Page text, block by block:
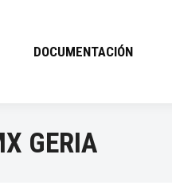
DOCUMENTACIÓN
GERIA